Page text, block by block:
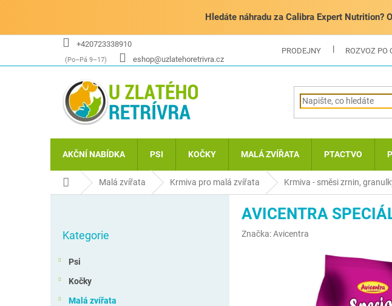
Hledáte náhradu za Calibra Expert Nutrition?
+420723338910
eshop@uzlatehoretrivra.cz
PRODEJNY ROZVOZ PO
AKČNÍ NABÍDKA PSI KOČKY MALÁ ZVÍŘATA PTACTVO
Domů Malá zvířata Krmiva pro malá zvířata Krmiva - směsi zrnin,
kategorie
Kategorie
Psi
Kočky
Malá zvířata
AVICENTRA
Značka:Avicentra